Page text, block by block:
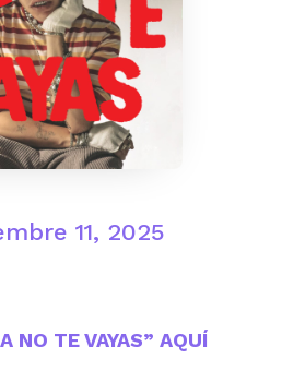
11, 2025
NO TE VAYAS” AQUÍ